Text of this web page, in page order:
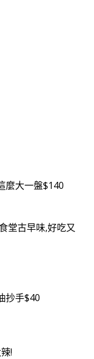
麼大一盤$140
抄手$40
!